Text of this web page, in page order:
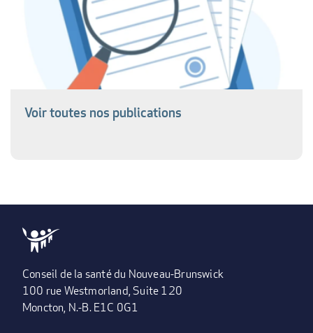
Voir toutes nos publications
Conseil de la santé du Nouveau-Brunswick
100 rue Westmorland, Suite 120
Moncton, N.-B. E1C 0G1